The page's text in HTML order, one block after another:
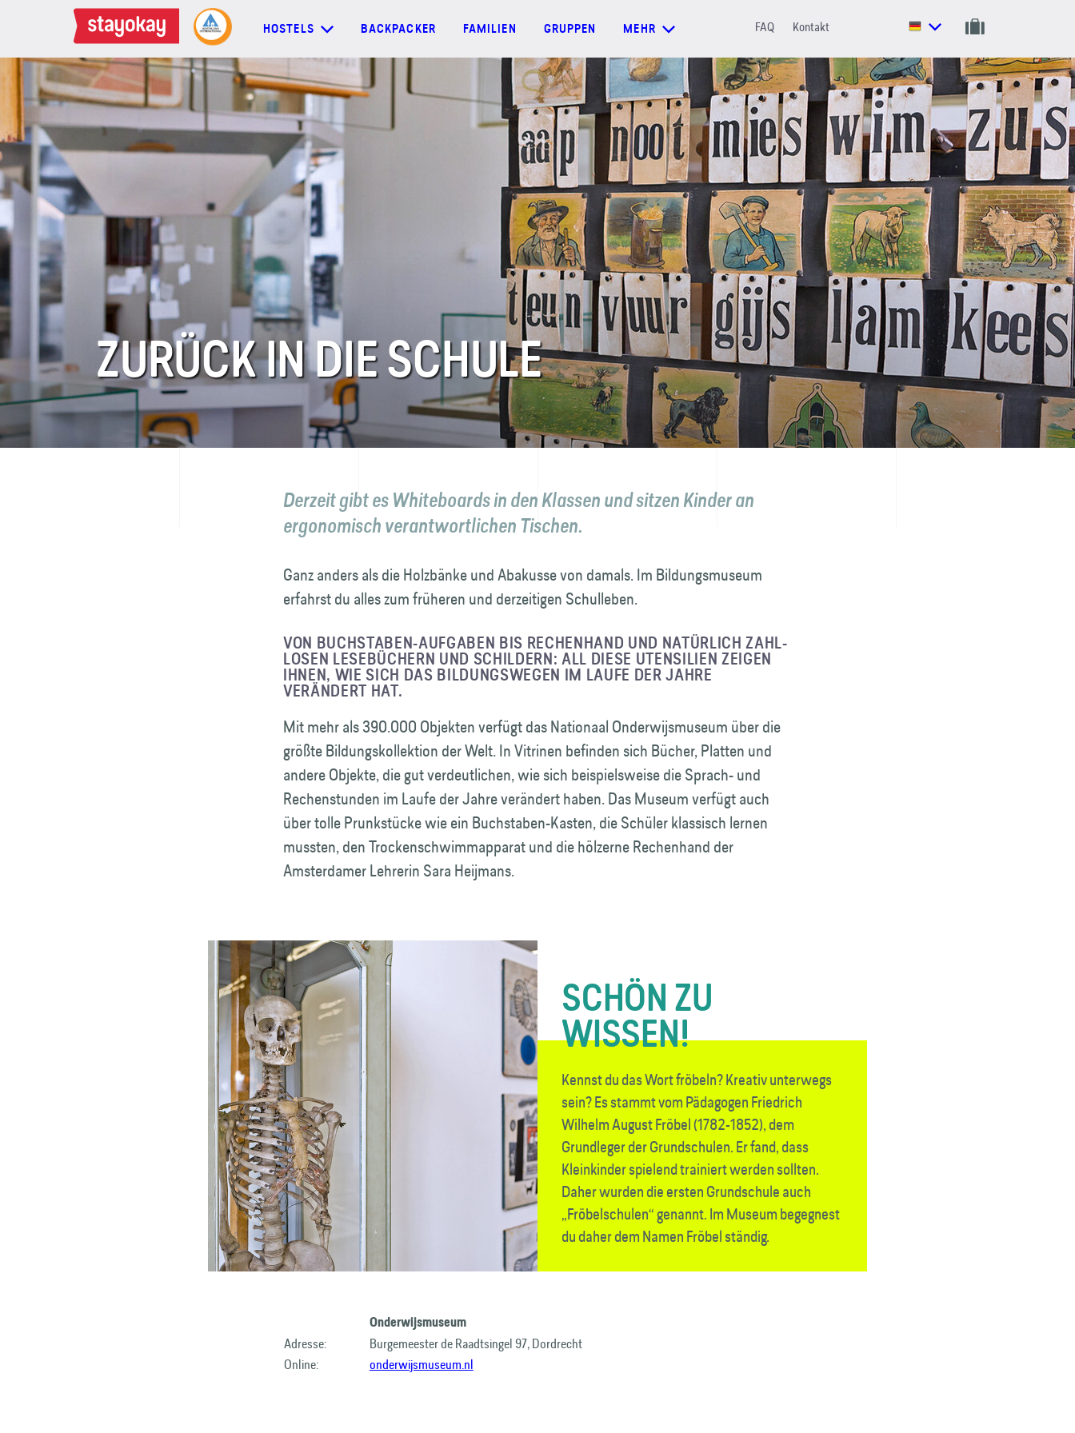
HOSTELS BACKPACKER FAMILIEN GRUPPEN MEHR FAQ Kontakt
HOSTELS
BACKPACKER
GRUPPEN
MEHR
Kontakt
ZURÜCK IN DIE SCHULE
Derzeit gibt es Whiteboards in den Klassen und sitzen Kinder an
ergonomisch verant­wortlichen Tischen.
Ganz anders als die Holzbänke und Abakusse von damals. Im Bildungsmuseum
erfahrst du alles zum früheren und derzeitigen Schulleben.
VON BUCHSTABEN-AUFGABEN BIS RECHEN­HAND UND NATÜRLICH ZAHL­
LOSEN LESEBÜCHERN UND SCHILDERN: ALL DIESE UTENSILIEN ZEIGEN
IHNEN, WIE SICH DAS BILDUNGSWEGEN IM LAUFE DER JAHRE
VERÄNDERT HAT.
Mit mehr als 390.000 Objekten verfügt das Nationaal Onderwijs­museum über die
größte Bildungs­kollektion der Welt. In Vitrinen befinden sich Bücher, Platten und
andere Objekte, die gut verdeutlichen, wie sich beispielsweise die Sprach- und
Rechenstunden im Laufe der Jahre verändert haben. Das Museum verfügt auch
über tolle Prunkstücke wie ein Buchstaben-Kasten, die Schüler klassisch lernen
mussten, den Trocken­schwimm­apparat und die hölzerne Rechenhand der
Amsterdamer Lehrerin Sara Heijmans.
SCHÖN ZU
WISSEN!
Kennst du das Wort fröbeln? Kreativ unterwegs
sein? Es stammt vom Pädagogen Friedrich
Wilhelm August Fröbel (1782-1852), dem
Grundleger der Grundschulen. Er fand, dass
Kleinkinder spielend trainiert werden sollten.
Daher wurden die ersten Grundschule auch
„Fröbelschulen“ genannt. Im Museum begegnest
du daher dem Namen Fröbel ständig.
Onderwijsmuseum
Adresse:
Burgemeester de Raadtsingel 97, Dordrecht
Online:
onderwijsmuseum.nl